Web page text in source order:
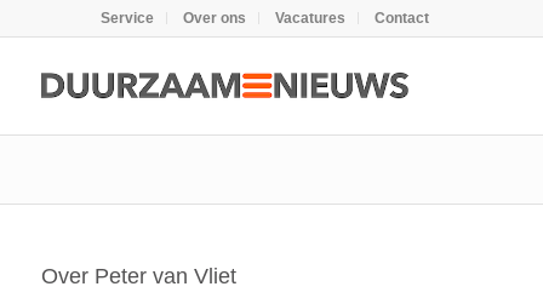
Service Over ons Vacatures Contact
Over Peter van Vliet